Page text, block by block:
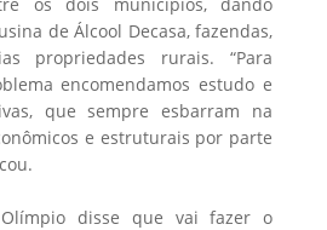
de Álcool Decasa, fazendas,
propriedades rurais. “Para
encomendamos estudo e
que sempre esbarram na
e estruturais por parte
disse que vai fazer o